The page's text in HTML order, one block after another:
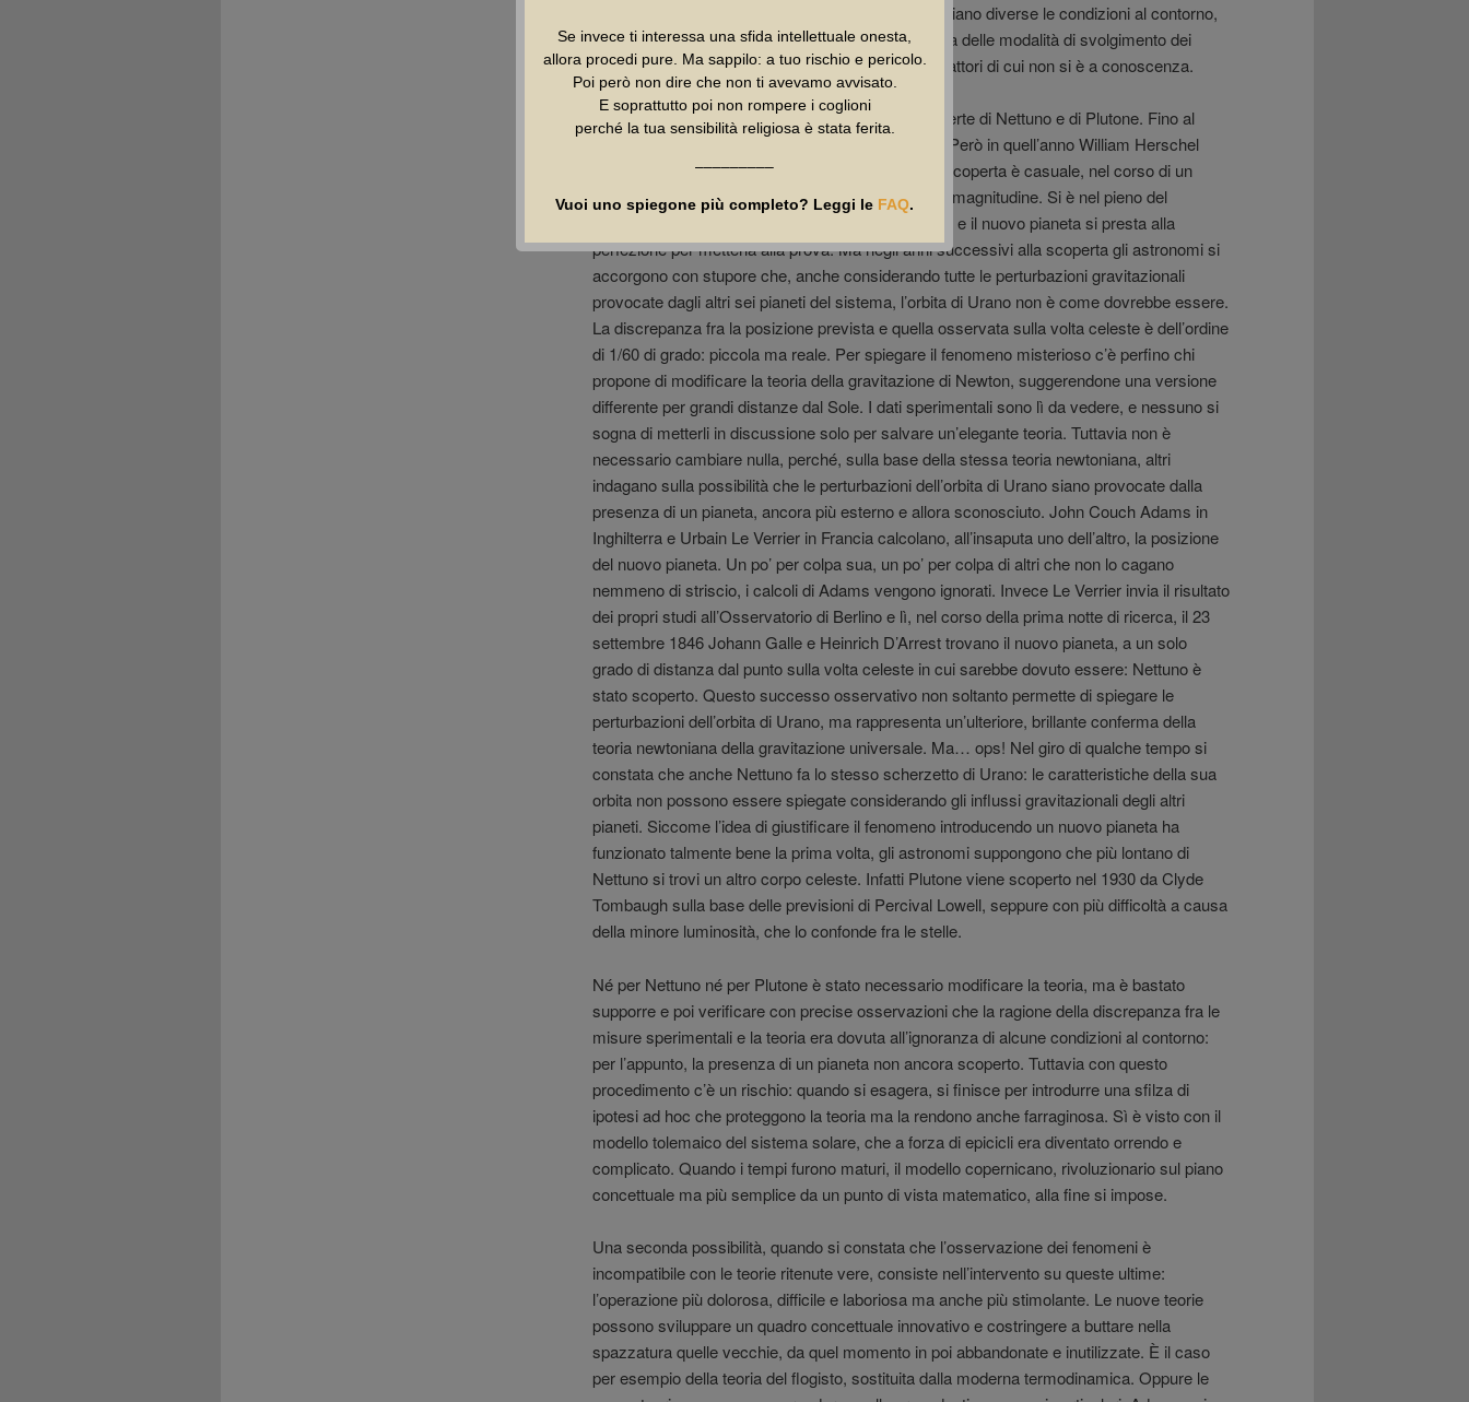
La prima: supporre che le teorie siano giuste, ma siano diverse le condizioni al contorno,
ossia che il nostro errore non stia nella conoscenza delle modalità di svolgimento dei
fenomeni quanto piuttosto nell’ignoranza di alcuni fattori di cui non si è a conoscenza.
Un esempio chiarificatore ce lo forniscono le scoperte di Nettuno e di Plutone. Fino al
1781 sono noti solo sei pianeti del sistema solare. Però in quell’anno William Herschel
scopre il settimo, che viene battezzato Urano. La scoperta è casuale, nel corso di un
programma di osservazione di stelle fino all’ottava magnitudine. Si è nel pieno del
successo della teoria della gravitazione universale, e il nuovo pianeta si presta alla
perfezione per metterla alla prova. Ma negli anni successivi alla scoperta gli astronomi si
accorgono con stupore che, anche considerando tutte le perturbazioni gravitazionali
provocate dagli altri sei pianeti del sistema, l’orbita di Urano non è come dovrebbe essere.
La discrepanza fra la posizione prevista e quella osservata sulla volta celeste è dell’ordine
di 1/60 di grado: piccola ma reale. Per spiegare il fenomeno misterioso c’è perfino chi
propone di modificare la teoria della gravitazione di Newton, suggerendone una versione
differente per grandi distanze dal Sole. I dati sperimentali sono lì da vedere, e nessuno si
sogna di metterli in discussione solo per salvare un’elegante teoria. Tuttavia non è
necessario cambiare nulla, perché, sulla base della stessa teoria newtoniana, altri
indagano sulla possibilità che le perturbazioni dell’orbita di Urano siano provocate dalla
presenza di un pianeta, ancora più esterno e allora sconosciuto. John Couch Adams in
Inghilterra e Urbain Le Verrier in Francia calcolano, all’insaputa uno dell’altro, la posizione
del nuovo pianeta. Un po’ per colpa sua, un po’ per colpa di altri che non lo cagano
nemmeno di striscio, i calcoli di Adams vengono ignorati. Invece Le Verrier invia il risultato
dei propri studi all’Osservatorio di Berlino e lì, nel corso della prima notte di ricerca, il 23
settembre 1846 Johann Galle e Heinrich D’Arrest trovano il nuovo pianeta, a un solo
grado di distanza dal punto sulla volta celeste in cui sarebbe dovuto essere: Nettuno è
stato scoperto. Questo successo osservativo non soltanto permette di spiegare le
perturbazioni dell’orbita di Urano, ma rappresenta un’ulteriore, brillante conferma della
teoria newtoniana della gravitazione universale. Ma… ops! Nel giro di qualche tempo si
constata che anche Nettuno fa lo stesso scherzetto di Urano: le caratteristiche della sua
orbita non possono essere spiegate considerando gli influssi gravitazionali degli altri
pianeti. Siccome l’idea di giustificare il fenomeno introducendo un nuovo pianeta ha
funzionato talmente bene la prima volta, gli astronomi suppongono che più lontano di
Nettuno si trovi un altro corpo celeste. Infatti Plutone viene scoperto nel 1930 da Clyde
Tombaugh sulla base delle previsioni di Percival Lowell, seppure con più difficoltà a causa
della minore luminosità, che lo confonde fra le stelle.
Né per Nettuno né per Plutone è stato necessario modificare la teoria, ma è bastato
supporre e poi verificare con precise osservazioni che la ragione della discrepanza fra le
misure sperimentali e la teoria era dovuta all’ignoranza di alcune condizioni al contorno:
per l’appunto, la presenza di un pianeta non ancora scoperto. Tuttavia con questo
procedimento c’è un rischio: quando si esagera, si finisce per introdurre una sfilza di
ipotesi ad hoc che proteggono la teoria ma la rendono anche farraginosa. Sì è visto con il
modello tolemaico del sistema solare, che a forza di epicicli era diventato orrendo e
complicato. Quando i tempi furono maturi, il modello copernicano, rivoluzionario sul piano
concettuale ma più semplice da un punto di vista matematico, alla fine si impose.
Una seconda possibilità, quando si constata che l’osservazione dei fenomeni è
incompatibile con le teorie ritenute vere, consiste nell’intervento su queste ultime:
l’operazione più dolorosa, difficile e laboriosa ma anche più stimolante. Le nuove teorie
possono sviluppare un quadro concettuale innovativo e costringere a buttare nella
spazzatura quelle vecchie, da quel momento in poi abbandonate e inutilizzate. È il caso
per esempio della teoria del flogisto, sostituita dalla moderna termodinamica. Oppure le
Se invece ti interessa una sfida intellettuale onesta,
allora procedi pure. Ma sappilo: a tuo rischio e pericolo.
Poi però non dire che non ti avevamo avvisato.
E soprattutto poi non rompere i coglioni
perché la tua sensibilità religiosa è stata ferita.
–––––––––
Vuoi uno spiegone più completo? Leggi le FAQ.